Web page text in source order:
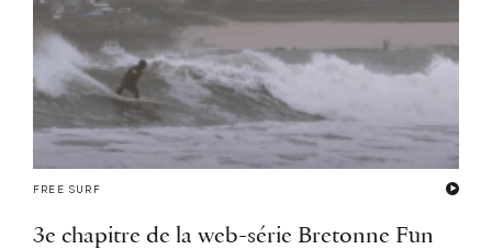
FREE SURF
3e chapitre de la web-série Bretonne Fun